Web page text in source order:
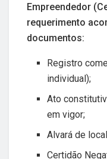
Empreendedor
requerimento
documentos:
Registro
individual);
Ato
em vigor;
Alvará de
Certidão